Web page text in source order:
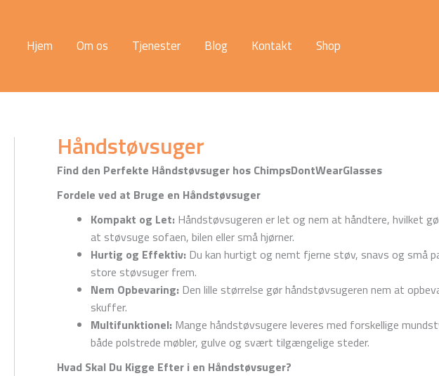
Hjem Om os Tjenester Blog Kontakt Shop
Håndstøvsuger
Find den Perfekte Håndstøvsuger hos ChimpsDontWearGlasses
Fordele ved at Bruge en Håndstøvsuger
Kompakt og Let: Håndstøvsugeren er let og nem at håndtere, hvilket
at støvsuge sofaen, bilen eller små hjørner.
Hurtig og Effektiv: Du kan hurtigt og nemt fjerne støv, snavs og små
store støvsuger frem.
Nem Opbevaring: Den lille størrelse gør håndstøvsugeren nem at
skuffer.
Multifunktionel: Mange håndstøvsugere leveres med forskellige
både polstrede møbler, gulve og svært tilgængelige steder.
Hvad Skal Du Kigge Efter i en Håndstøvsuger?